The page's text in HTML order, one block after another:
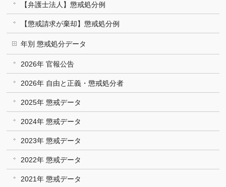
【弁護士法人】懲戒処分例
【懲戒請求が棄却】懲戒処分例
年別 懲戒処分データ
2026年 官報公告
2026年 自由と正義・懲戒処分者
2025年 懲戒データ
2024年 懲戒データ
2023年 懲戒データ
2022年 懲戒データ
2021年 懲戒データ